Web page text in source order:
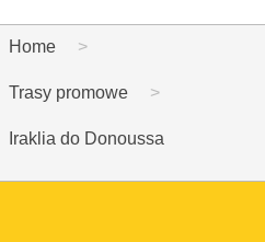
Home
Trasy promowe
Iraklia do Donoussa